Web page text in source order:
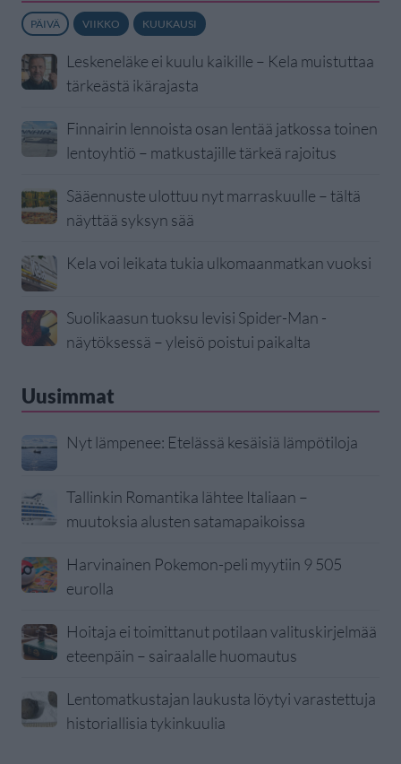
PÄIVÄ VIIKKO KUUKAUSI
Leskeneläke ei kuulu kaikille – Kela muistuttaa
tärkeästä ikärajasta
Finnairin lennoista osan lentää jatkossa toinen
lentoyhtiö – matkustajille tärkeä rajoitus
Sääennuste ulottuu nyt marraskuulle – tältä
näyttää syksyn sää
Kela voi leikata tukia ulkomaanmatkan vuoksi
Suolikaasun tuoksu levisi Spider-Man -
näytöksessä – yleisö poistui paikalta
Uusimmat
Nyt lämpenee: Etelässä kesäisiä lämpötiloja
Tallinkin Romantika lähtee Italiaan –
muutoksia alusten satamapaikoissa
Harvinainen Pokemon-peli myytiin 9 505
eurolla
Hoitaja ei toimittanut potilaan valituskirjelmää
eteenpäin – sairaalalle huomautus
Lentomatkustajan laukusta löytyi varastettuja
historiallisia tykinkuulia